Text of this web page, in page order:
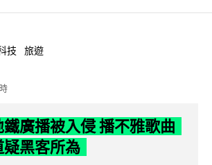
技 旅遊
鐵廣播被入侵 播不雅歌曲
黑客所為